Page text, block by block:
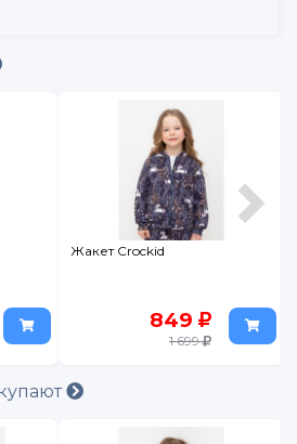
Жакет Crockid
849
1 699